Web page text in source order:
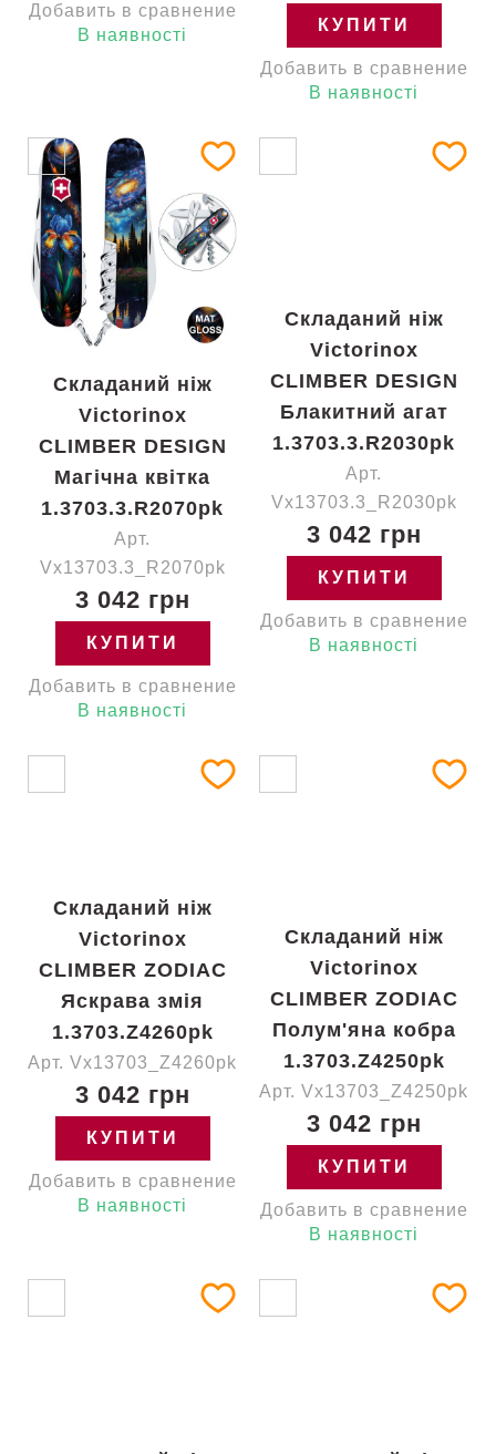
Добавить в сравнение
В наявності
КУПИТИ
Добавить в сравнение
В наявності
Складаний ніж
Victorinox
CLIMBER DESIGN
Магічна квітка
1.3703.3.R2070pk
Арт.
Vx13703.3_R2070pk
3 042 грн
КУПИТИ
Добавить в сравнение
В наявності
Складаний ніж
Victorinox
CLIMBER DESIGN
Блакитний агат
1.3703.3.R2030pk
Арт.
Vx13703.3_R2030pk
3 042 грн
КУПИТИ
Добавить в сравнение
В наявності
Складаний ніж
Victorinox
CLIMBER ZODIAC
Яскрава змія
1.3703.Z4260pk
Арт. Vx13703_Z4260pk
3 042 грн
КУПИТИ
Добавить в сравнение
В наявності
Складаний ніж
Victorinox
CLIMBER ZODIAC
Полум'яна кобра
1.3703.Z4250pk
Арт. Vx13703_Z4250pk
3 042 грн
КУПИТИ
Добавить в сравнение
В наявності